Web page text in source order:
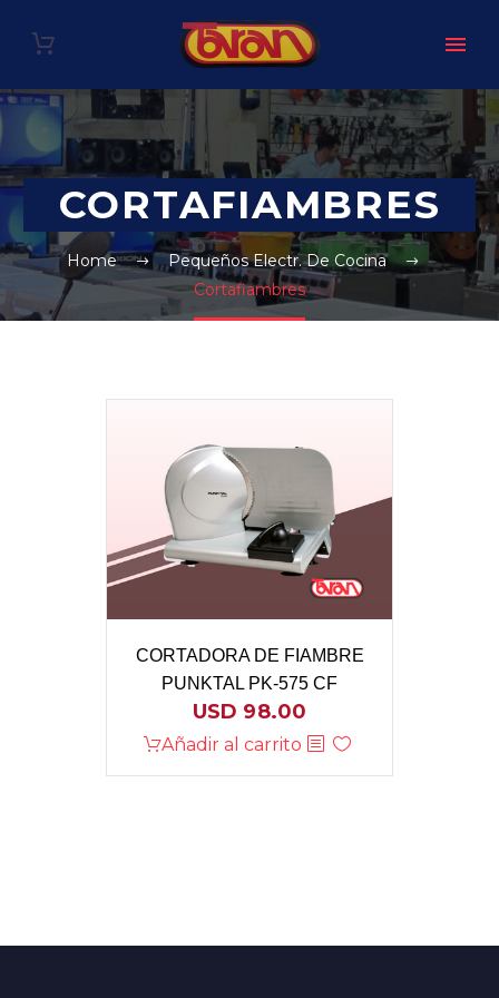
CORTAFIAMBRES
Home
Pequeños Electr. De Cocina
Cortafiambres
CORTADORA DE FIAMBRE
PUNKTAL PK-575 CF
USD 98.00
Añadir al carrito